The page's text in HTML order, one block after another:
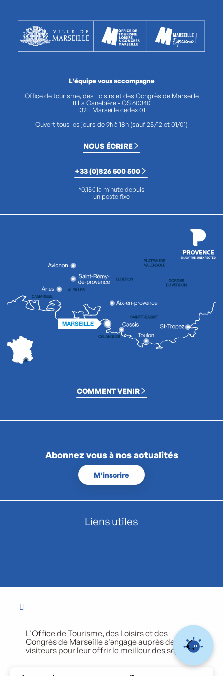
L'équipe vous accompagne
Office de tourisme, des Loisirs et des Congrès de Marseille
11 La Canebière - CS 60340
13211 Marseille cedex 01
Ouvert tous les jours de 9h à 18h (sauf 25/12 et 01/01)
NOUS ÉCRIRE
+33 (0)826 500 500
*0,15€ la minute depuis
un poste fixe
COMMENT VENIR
Abonnez vous à nos actualités
M'inscrire
Liens utiles
L'Office de Tourisme, des Loisirs et des
Congrès de Marseille s'engage auprès de ses
visiteurs pour leur offrir le meilleur des séjours.